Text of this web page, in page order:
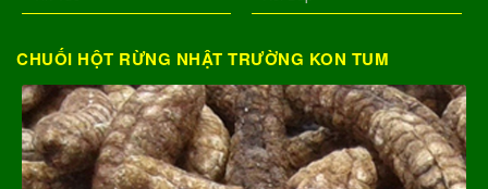
CHUỐI HỘT RỪNG NHẬT TRƯỜNG KON TUM